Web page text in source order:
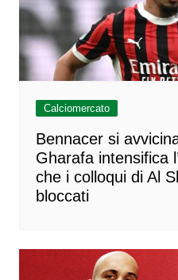
Calciomercato
Bennacer si
Gharafa intensifica
che i colloqui di Al
bloccati